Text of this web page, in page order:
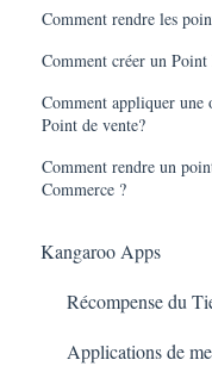
Comment rendre les
Comment créer un
Comment appliquer une
Point de vente?
Comment rendre un
Commerce ?
Kangaroo Apps
Récompense du
Applications de